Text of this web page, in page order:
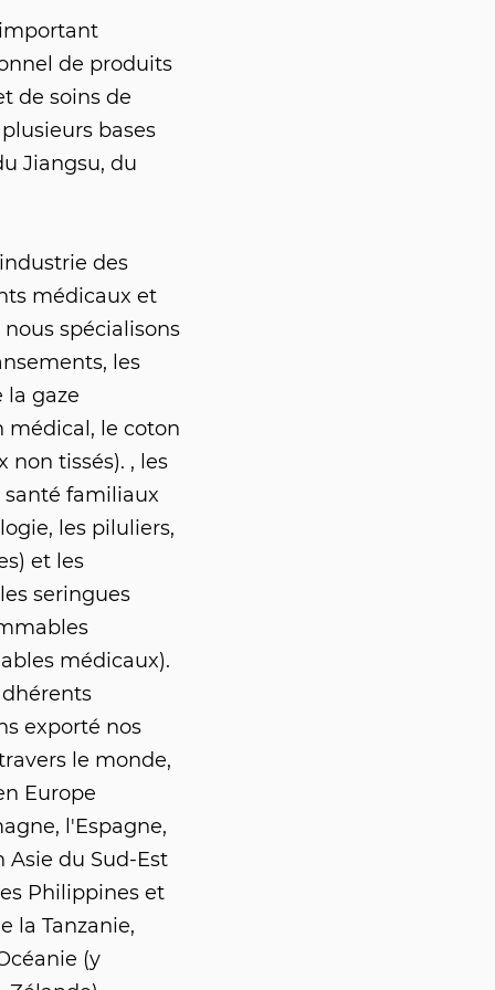
de produits
de soins de
bases
Jiangsu, du
des
médicaux et
spécialisons
les
la gaze
médical, le coton
tissés). , les
santé familiaux
les piluliers,
et les
seringues
médicaux).
exporté nos
le monde,
Europe
l'Espagne,
Asie du Sud-Est
Philippines et
la Tanzanie,
(y